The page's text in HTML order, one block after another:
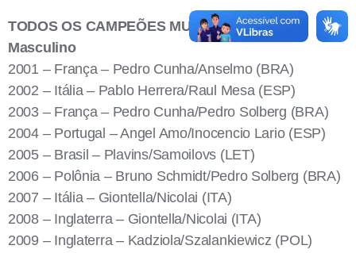
TODOS OS CAMPEÕES MUNDIAIS SUB-21:
Masculino
2001 – França – Pedro Cunha/Anselmo (BRA)
2002 – Itália – Pablo Herrera/Raul Mesa (ESP)
2003 – França – Pedro Cunha/Pedro Solberg (BRA)
2004 – Portugal – Angel Amo/Inocencio Lario (ESP)
2005 – Brasil – Plavins/Samoilovs (LET)
2006 – Polônia – Bruno Schmidt/Pedro Solberg (BRA)
2007 – Itália – Giontella/Nicolai (ITA)
2008 – Inglaterra – Giontella/Nicolai (ITA)
2009 – Inglaterra – Kadziola/Szalankiewicz (POL)